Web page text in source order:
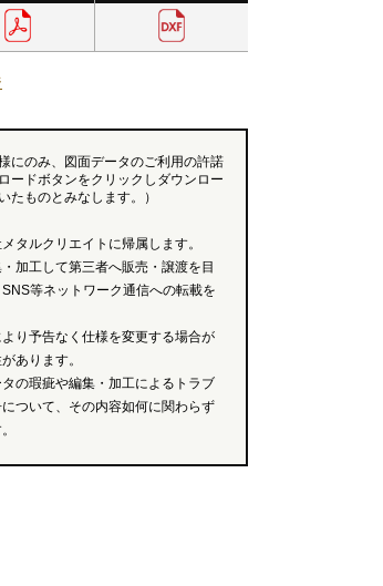
にのみ、図面データのご利用の許諾
ードボタンをクリックしダウンロー
たものとみなします。）
タルクリエイトに帰属します。
加工して第三者へ販売・譲渡を目
等ネットワーク通信への転載を
り予告なく仕様を変更する場合が
あります。
の瑕疵や編集・加工によるトラブ
ついて、その内容如何に関わらず